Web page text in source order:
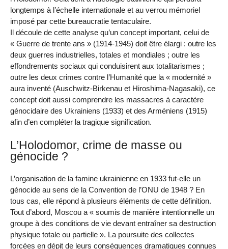
longtemps à l’échelle internationale et au verrou mémoriel
imposé par cette bureaucratie tentaculaire.
Il découle de cette analyse qu’un concept important, celui de
« Guerre de trente ans » (1914-1945) doit être élargi : outre les
deux guerres industrielles, totales et mondiales ; outre les
effondrements sociaux qui conduisirent aux totalitarismes ;
outre les deux crimes contre l’Humanité que la « modernité »
aura inventé (Auschwitz-Birkenau et Hiroshima-Nagasaki), ce
concept doit aussi comprendre les massacres à caractère
génocidaire des Ukrainiens (1933) et des Arméniens (1915)
afin d’en compléter la tragique signification.
L’Holodomor, crime de masse ou
génocide ?
L’organisation de la famine ukrainienne en 1933 fut-elle un
génocide au sens de la Convention de l’ONU de 1948 ? En
tous cas, elle répond à plusieurs éléments de cette définition.
Tout d’abord, Moscou a « soumis de manière intentionnelle un
groupe à des conditions de vie devant entraîner sa destruction
physique totale ou partielle ». La poursuite des collectes
forcées en dépit de leurs conséquences dramatiques connues